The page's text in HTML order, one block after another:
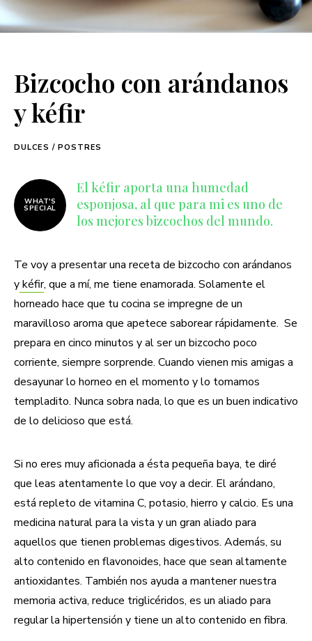
Bizcocho con arándanos
y kéfir
DULCES / POSTRES
WHAT'S
SPECIAL
El kéfir aporta una humedad
esponjosa, al que para mi es uno de
los mejores bizcochos del mundo.
Te voy a presentar una receta de bizcocho con arándanos
ykéfir, que a mí, me tiene enamorada. Solamente el
horneado hace que tu cocina se impregne de un
maravilloso aroma que apetece saborear rápidamente. Se
prepara en cinco minutos y al ser un bizcocho poco
corriente, siempre sorprende. Cuando vienen mis amigas a
desayunar lo horneo en el momento y lo tomamos
templadito. Nunca sobra nada, lo que es un buen indicativo
de lo delicioso que está.
Si no eres muy aficionada a ésta pequeña baya, te diré
que leas atentamente lo que voy a decir. El arándano,
está repleto de vitamina C, potasio, hierro y calcio. Es una
medicina natural para la vista y un gran aliado para
aquellos que tienen problemas digestivos. Además, su
alto contenido en flavonoides, hace que sean altamente
antioxidantes. También nos ayuda a mantener nuestra
memoria activa, reduce triglicéridos, es un aliado para
regular la hipertensión y tiene un alto contenido en fibra.